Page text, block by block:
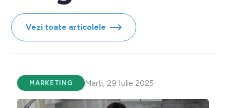
Vezi toate articolele
MARKETING Marți, 29 Iulie 2025